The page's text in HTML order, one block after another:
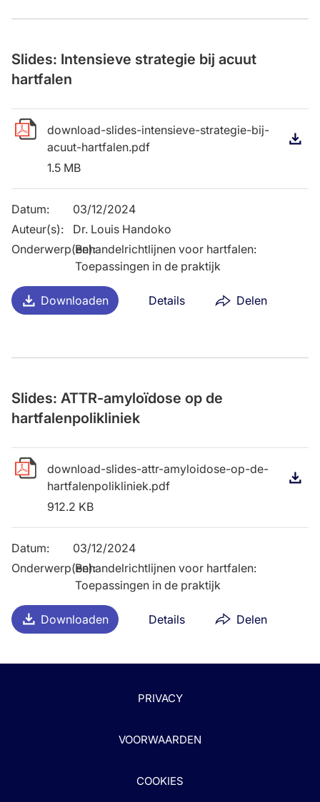
Downloaden Details Delen
Slides: Intensieve strategie bij acuut
hartfalen
download-slides-intensieve-strategie-bij-
acuut-hartfalen.pdf
1.5 MB
Datum:
03/12/2024
Auteur(s):
Dr. Louis Handoko
Onderwerp(en):
Behandelrichtlijnen voor hartfalen:
Toepassingen in de praktijk
Downloaden Details Delen
Slides: ATTR-amyloïdose op de
hartfalenpolikliniek
download-slides-attr-amyloidose-op-de-
hartfalenpolikliniek.pdf
912.2 KB
Datum:
03/12/2024
Onderwerp(en):
Behandelrichtlijnen voor hartfalen:
Toepassingen in de praktijk
PRIVACY
VOORWAARDEN
COOKIES